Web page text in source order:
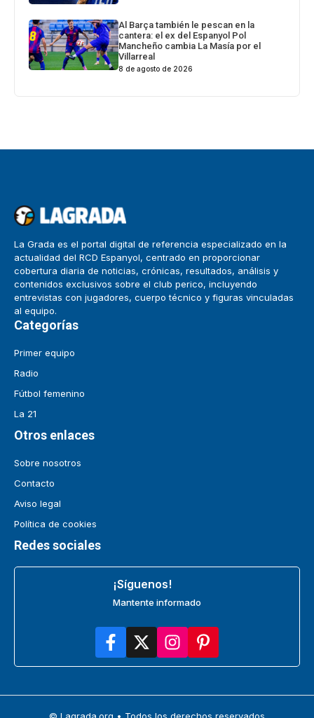
Al Barça también le pescan en la
cantera: el ex del Espanyol Pol
Mancheño cambia La Masía por el
Villarreal
8 de agosto de 2026
La Grada es el portal digital de referencia especializado en la
actualidad del RCD Espanyol, centrado en proporcionar
cobertura diaria de noticias, crónicas, resultados, análisis y
contenidos exclusivos sobre el club perico, incluyendo
entrevistas con jugadores, cuerpo técnico y figuras vinculadas
al equipo.
Categorías
Primer equipo
Radio
Fútbol femenino
La 21
Otros enlaces
Sobre nosotros
Contacto
Aviso legal
Política de cookies
Redes sociales
¡Síguenos!
Mantente informado